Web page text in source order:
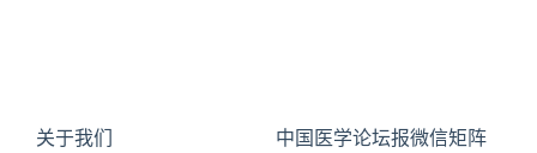
关于我们 中国医学论坛报微信矩阵